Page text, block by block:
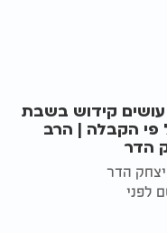
עושים קידוש בשבת
פי הקבלה | הרב
הדר
הדר
לפני